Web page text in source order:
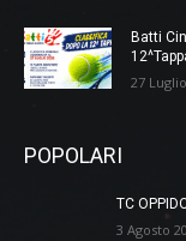
Batti
27
POPOLARI
TC
3 Agosto